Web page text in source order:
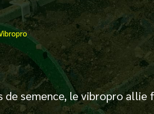
semence, le vibropro